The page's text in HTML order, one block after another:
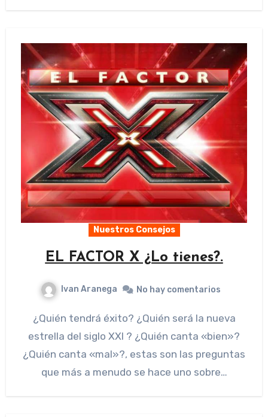
Nuestros Consejos
EL FACTOR X ¿Lo tienes?.
Ivan Aranega No hay comentarios
¿Quién tendrá éxito? ¿Quién será la nueva
estrella del siglo XXI ? ¿Quién canta «bien»?
¿Quién canta «mal»?, estas son las preguntas
que más a menudo se hace uno sobre…